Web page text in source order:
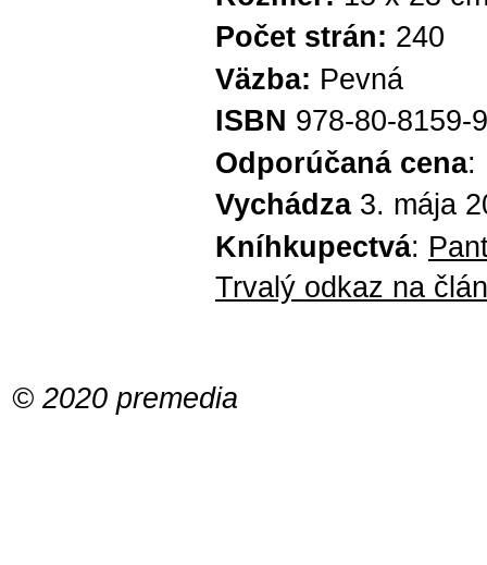
Počet strán: 240
Väzba: Pevná
ISBN 978-80-8159-
Odporúčaná cena:
Vychádza3. mája
Kníhkupectvá:
Trvalý odkaz na
© 2020 premedia